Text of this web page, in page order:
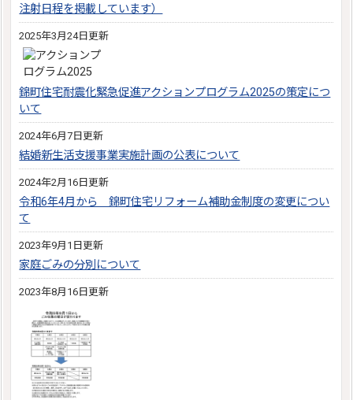
注射日程を掲載しています）
2025年3月24日更新
錦町住宅耐震化緊急促進アクションプログラム2025の策定につ
いて
2024年6月7日更新
結婚新生活支援事業実施計画の公表について
2024年2月16日更新
令和6年4月から 錦町住宅リフォーム補助金制度の変更につい
て
2023年9月1日更新
家庭ごみの分別について
2023年8月16日更新